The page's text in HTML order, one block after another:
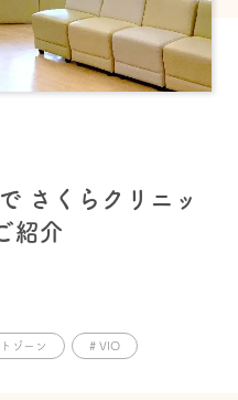
さくらクリニッ
紹介
ゾーン # VIO